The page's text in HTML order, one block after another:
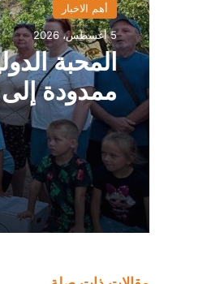
أهم الاخبار
5 أغسطس، 2026
المحبة
ممدودة